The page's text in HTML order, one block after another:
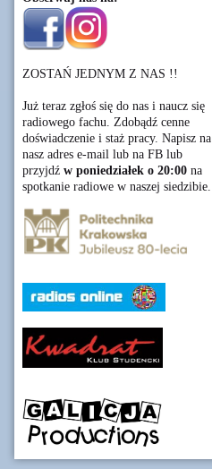
ZOSTAŃ JEDNYM Z NAS !!
Już teraz zgłoś się do nas i naucz się
radiowego fachu. Zdobądź cenne
doświadczenie i staż pracy. Napisz na
nasz adres e-mail lub na FB lub
przyjdź w poniedziałek o 20:00 na
spotkanie radiowe w naszej siedzibie.